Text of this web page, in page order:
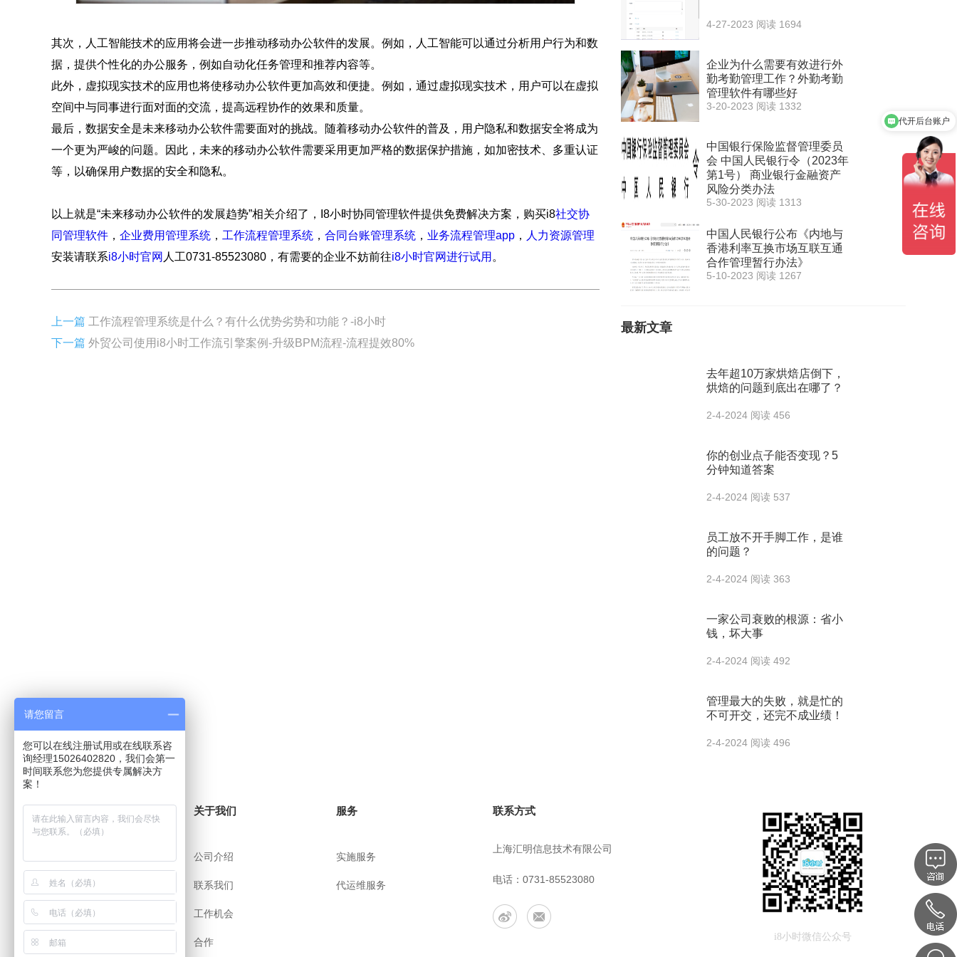
其次，人工智能技术的应用将会进一步推动移动办公软件的发展。例如，人工智能可以通过分析用户行为和数
据，提供个性化的办公服务，例如自动化任务管理和推荐内容等。
此外，虚拟现实技术的应用也将使移动办公软件更加高效和便捷。例如，通过虚拟现实技术，用户可以在虚拟
空间中与同事进行面对面的交流，提高远程协作的效果和质量。
最后，数据安全是未来移动办公软件需要面对的挑战。随着移动办公软件的普及，用户隐私和数据安全将成为
一个更为严峻的问题。因此，未来的移动办公软件需要采用更加严格的数据保护措施，如加密技术、多重认证
等，以确保用户数据的安全和隐私。
以上就是“未来移动办公软件的发展趋势”相关介绍了，I8小时协同管理软件提供免费解决方案，购买i8社交协
同管理软件 ， 企业费用管理系统 ， 工作流程管理系统 ， 合同台账管理系统 ， 业务流程管理app ， 人力资源管理
安装请联系i8小时官网 人工0731-85523080，有需要的企业不妨前往i8小时官网进行试用 。
上一篇 工作流程管理系统是什么？有什么优势劣势和功能？-i8小时
下一篇 外贸公司使用i8小时工作流引擎案例-升级BPM流程-流程提效80%
4-27-2023 阅读 1694
企业为什么需要有效进行外
勤考勤管理工作？外勤考勤
管理软件有哪些好
3-20-2023 阅读 1332
中国银行保险监督管理委员
会 中国人民银行令（2023年
第1号） 商业银行金融资产
风险分类办法
5-30-2023 阅读 1313
中国人民银行公布《内地与
香港利率互换市场互联互通
合作管理暂行办法》
5-10-2023 阅读 1267
最新文章
去年超10万家烘焙店倒下，
烘焙的问题到底出在哪了？
2-4-2024 阅读 456
你的创业点子能否变现？5
分钟知道答案
2-4-2024 阅读 537
员工放不开手脚工作，是谁
的问题？
2-4-2024 阅读 363
一家公司衰败的根源：省小
钱，坏大事
2-4-2024 阅读 492
管理最大的失败，就是忙的
不可开交，还完不成业绩！
2-4-2024 阅读 496
用户协议
安全策略
app下载
关于我们
公司介绍
联系我们
工作机会
合作
服务
实施服务
代运维服务
联系方式
上海汇明信息技术有限公司
电话：0731-85523080
i8小时微信公众号
请您留言
您可以在线注册试用或在线联系咨
询经理15026402820，我们会第一
时间联系您为您提供专属解决方
案！